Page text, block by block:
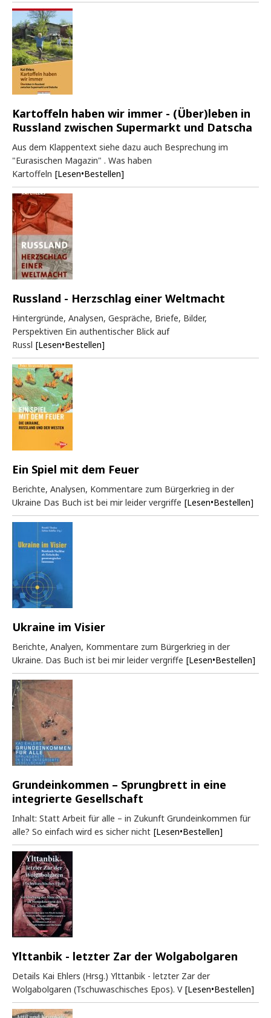
Kartoffeln haben wir immer - (Über)leben in
Russland zwischen Supermarkt und Datscha
Aus dem Klappentext siehe dazu auch Besprechung im
"Eurasischen Magazin" . Was haben
Kartoffeln [Lesen•Bestellen]
Russland - Herzschlag einer Weltmacht
Hintergründe, Analysen, Gespräche, Briefe, Bilder,
Perspektiven Ein authentischer Blick auf
Russl [Lesen•Bestellen]
Ein Spiel mit dem Feuer
Berichte, Analysen, Kommentare zum Bürgerkrieg in der
Ukraine Das Buch ist bei mir leider vergriffe [Lesen•Bestellen]
Ukraine im Visier
Berichte, Analyen, Kommentare zum Bürgerkrieg in der
Ukraine. Das Buch ist bei mir leider vergriffe [Lesen•Bestellen]
Grundeinkommen – Sprungbrett in eine
integrierte Gesellschaft
Inhalt: Statt Arbeit für alle – in Zukunft Grundeinkommen für
alle? So einfach wird es sicher nicht [Lesen•Bestellen]
Ylttanbik - letzter Zar der Wolgabolgaren
Details Kai Ehlers (Hrsg.) Ylttanbik - letzter Zar der
Wolgabolgaren (Tschuwaschisches Epos). V [Lesen•Bestellen]